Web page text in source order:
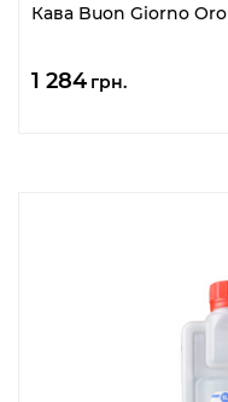
Кава Buon Giorno Oro
1 284 грн.